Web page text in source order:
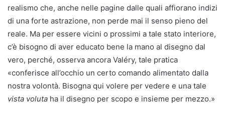
realismo che, anche nelle pagine dalle quali affiorano indizi
di una forte astrazione, non perde mai il senso pieno del
reale. Ma per essere vicini o prossimi a tale stato interiore,
c’è bisogno di aver educato bene la mano al disegno dal
vero, perché, osserva ancora Valéry, tale pratica
«conferisce all’occhio un certo comando alimentato dalla
nostra volontà. Bisogna qui volere per vedere e una tale
vista voluta ha il disegno per scopo e insieme per mezzo.»